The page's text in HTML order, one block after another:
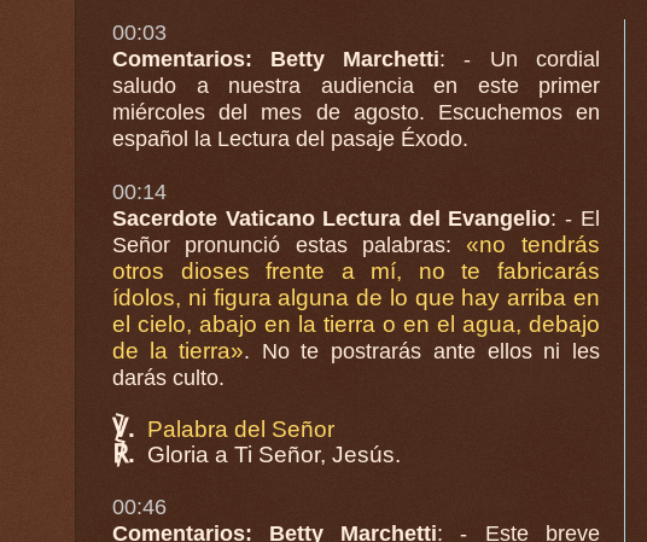
00:03
Comentarios: Betty Marchetti: - Un cordial
saludo a nuestra audiencia en este primer
miércoles del mes de agosto. Escuchemos en
español la Lectura del pasaje Éxodo.
00:14
Sacerdote Vaticano Lectura del Evangelio: - El
Señor pronunció estas palabras: «no tendrás
otros dioses frente a mí, no te fabricarás
ídolos, ni figura alguna de lo que hay arriba en
el cielo, abajo en la tierra o en el agua, debajo
de la tierra». No te postrarás ante ellos ni les
darás culto.
℣. Palabra del Señor
℟. Gloria a Ti Señor, Jesús.
00:46
Comentarios: Betty Marchetti: - Este breve